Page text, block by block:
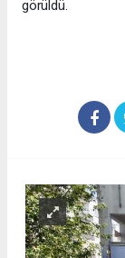
görüldü.